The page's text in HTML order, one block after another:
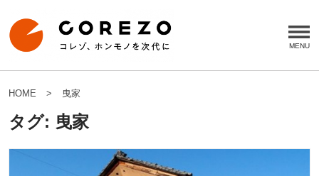
HOME 曳家
タグ: 曳家